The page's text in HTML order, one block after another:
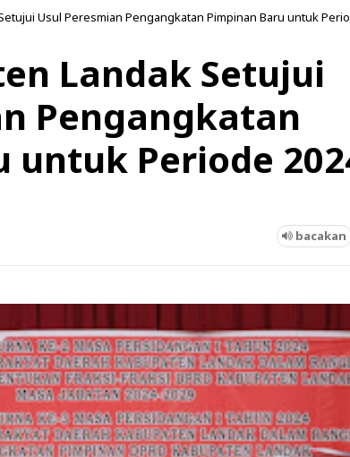
Usul Peresmian Pengangkatan Pimpinan Baru untuk
Landak Setujui
Pengangkatan
untuk Periode
bacakan